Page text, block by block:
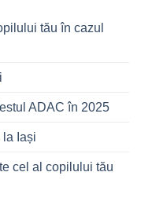
tău în cazul
ADAC în 2025
Iași
cel al copilului tău